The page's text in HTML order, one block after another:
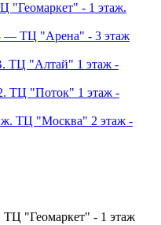
"Геомаркет" - 1 этаж.
— ТЦ "Арена" - 3 этаж
ТЦ "Алтай" 1 этаж -
ТЦ "Поток" 1 этаж -
ТЦ "Москва" 2 этаж -
"Геомаркет" - 1 этаж